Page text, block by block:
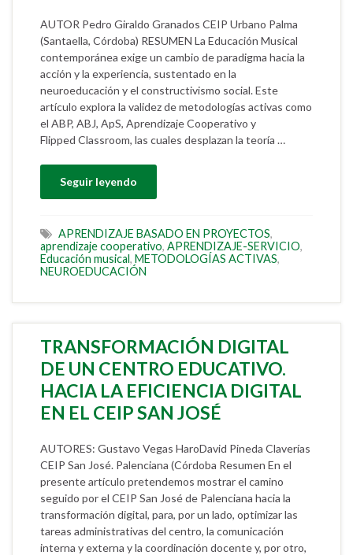
AUTOR Pedro Giraldo Granados CEIP Urbano Palma
(Santaella, Córdoba) RESUMEN La Educación Musical
contemporánea exige un cambio de paradigma hacia la
acción y la experiencia, sustentado en la
neuroeducación y el constructivismo social. Este
artículo explora la validez de metodologías activas como
el ABP, ABJ, ApS, Aprendizaje Cooperativo y
Flipped Classroom, las cuales desplazan la teoría …
Seguir leyendo
APRENDIZAJE BASADO EN PROYECTOS,
aprendizaje cooperativo, APRENDIZAJE-SERVICIO,
Educación musical, METODOLOGÍAS ACTIVAS,
NEUROEDUCACIÓN
TRANSFORMACIÓN DIGITAL
DE UN CENTRO EDUCATIVO.
HACIA LA EFICIENCIA DIGITAL
EN EL CEIP SAN JOSÉ
AUTORES: Gustavo Vegas HaroDavid Pineda Claverías
CEIP San José. Palenciana (Córdoba Resumen En el
presente artículo pretendemos mostrar el camino
seguido por el CEIP San José de Palenciana hacia la
transformación digital, para, por un lado, optimizar las
tareas administrativas del centro, la comunicación
interna y externa y la coordinación docente y, por otro,